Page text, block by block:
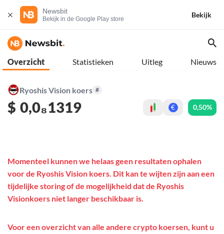
Newsbit
Bekijk in de Google Play store
Bekijk
Overzicht Statistieken Uitleg Nieuws
Ryoshis Vision koers #
$ 0,0₈1319 € 0,50%
Momenteel kunnen we helaas geen resultaten ophalen
voor de Ryoshis Vision koers. Dit kan te wijten zijn aan een
tijdelijke storing of de mogelijkheid dat de Ryoshis
Visionkoers niet langer beschikbaar is.
Voor een overzicht van alle andere crypto koersen, kunt u